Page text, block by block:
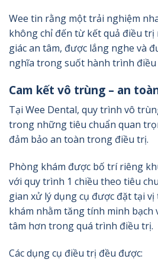
Wee tin rằng một trải nghiệm
không chỉ đến từ kết quả điều trị
giác an tâm, được lắng nghe và
nghĩa trong suốt hành trình điều
Cam kết vô trùng – an
Tại Wee Dental, quy trình vô
trong những tiêu chuẩn quan
đảm bảo an toàn trong điều trị.
Phòng khám được bố trí riêng
với quy trình 1 chiều theo tiêu
gian xử lý dụng cụ được đặt tại
khám nhằm tăng tính minh bạch
tâm hơn trong quá trình điều trị.
Các dụng cụ điều trị đều được: